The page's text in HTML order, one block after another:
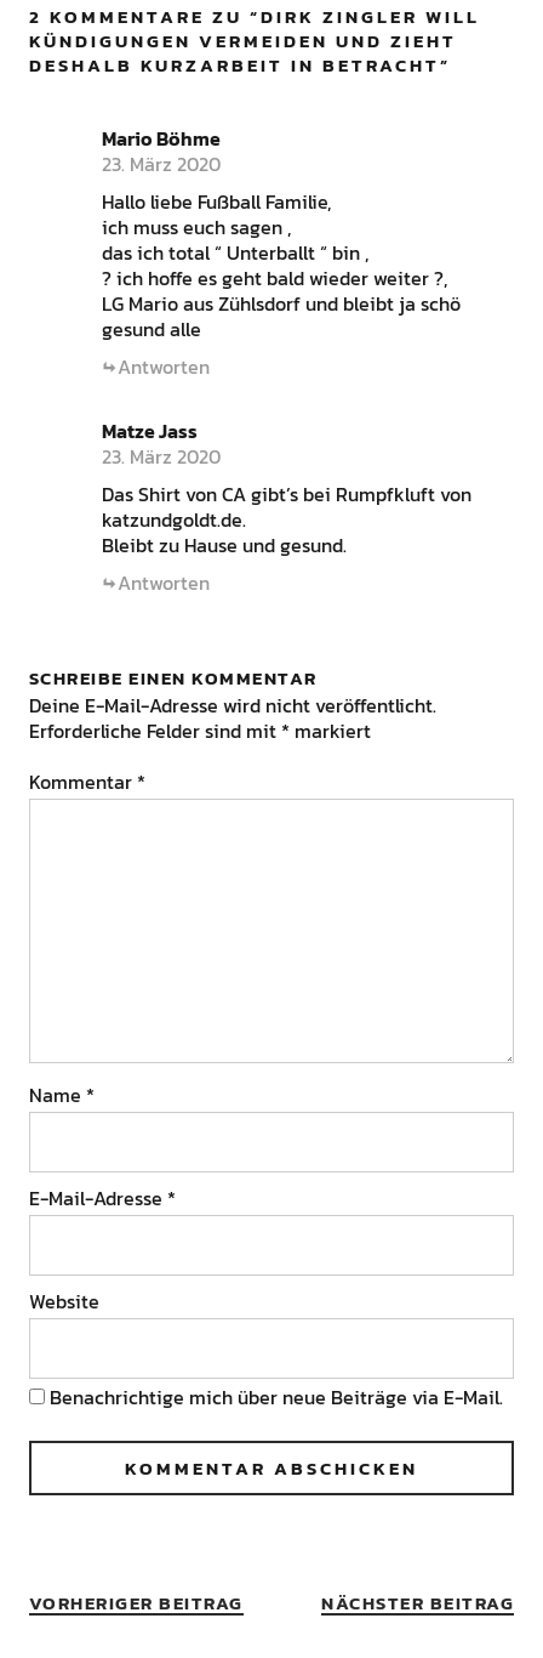
2 KOMMENTARE ZU “DIRK ZINGLER WILL
KÜNDIGUNGEN VERMEIDEN UND ZIEHT
DESHALB KURZARBEIT IN BETRACHT”
Mario Böhme
23. März 2020
Hallo liebe Fußball Familie,
ich muss euch sagen ,
das ich total “ Unterballt “ bin ,
? ich hoffe es geht bald wieder weiter ?,
LG Mario aus Zühlsdorf und bleibt ja schö
gesund alle
Antworten
Matze Jass
23. März 2020
Das Shirt von CA gibt’s bei Rumpfkluft von
katzundgoldt.de.
Bleibt zu Hause und gesund.
Antworten
SCHREIBE EINEN KOMMENTAR
Deine E-Mail-Adresse wird nicht veröffentlicht.
Erforderliche Felder sind mit * markiert
Kommentar *
Name *
E-Mail-Adresse *
Website
Benachrichtige mich über neue Beiträge via E-Mail.
VORHERIGER BEITRAG NÄCHSTER BEITRAG